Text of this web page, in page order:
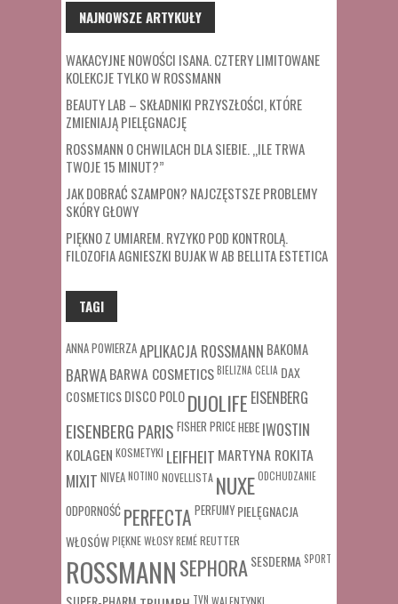
NAJNOWSZE ARTYKUŁY
WAKACYJNE NOWOŚCI ISANA. CZTERY LIMITOWANE
KOLEKCJE TYLKO W ROSSMANN
BEAUTY LAB – SKŁADNIKI PRZYSZŁOŚCI, KTÓRE
ZMIENIAJĄ PIELĘGNACJĘ
ROSSMANN O CHWILACH DLA SIEBIE. „ILE TRWA
TWOJE 15 MINUT?”
JAK DOBRAĆ SZAMPON? NAJCZĘSTSZE PROBLEMY
SKÓRY GŁOWY
PIĘKNO Z UMIAREM. RYZYKO POD KONTROLĄ.
FILOZOFIA AGNIESZKI BUJAK W AB BELLITA ESTETICA
TAGI
ANNA POWIERZAAPLIKACJA ROSSMANN BAKOMA
BARWABARWA COSMETICSBIELIZNACELIA DAX
COSMETICSDISCO POLODUOLIFE EISENBERG
EISENBERG PARIS FISHER PRICEHEBE IWOSTIN
KOLAGEN KOSMETYKI LEIFHEIT MARTYNA ROKITA
MIXIT NIVEANOTINO NOVELLISTA NUXEODCHUDZANIE
ODPORNOŚĆ PERFECTA PERFUMY PIELĘGNACJA
WŁOSÓWPIĘKNE WŁOSYREMÉREUTTER
ROSSMANNSEPHORASESDERMA SPORT
TVN